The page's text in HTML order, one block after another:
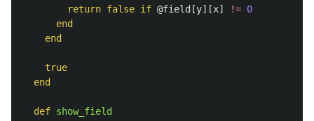
return false if @field [y][x] != 0
end
end
true
end
def show_field